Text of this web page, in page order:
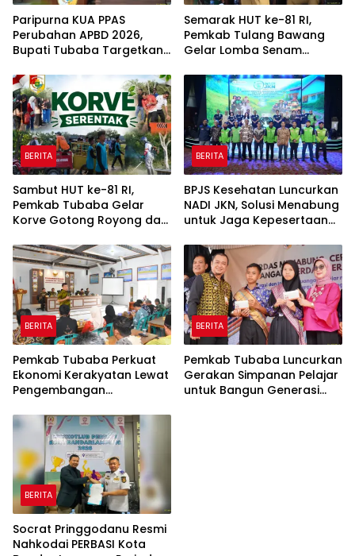
Paripurna KUA PPAS
Perubahan APBD 2026,
Bupati Tubaba Targetkan
Rp820,3 Miliar
Semarak HUT ke-81 RI,
Pemkab Tulang Bawang
Gelar Lomba Senam
BERITA
Sambut HUT ke-81 RI,
Pemkab Tubaba Gelar
Korve Gotong Royong dan
BERITA
BPJS Kesehatan Luncurkan
NADI JKN, Solusi Menabung
untuk Jaga Kepesertaan
BERITA
Pemkab Tubaba Perkuat
Ekonomi Kerakyatan Lewat
Pengembangan
Penyaluran KUR
BERITA
Pemkab Tubaba Luncurkan
Gerakan Simpanan Pelajar
untuk Bangun Generasi
BERITA
Socrat Pringgodanu Resmi
Nahkodai PERBASI Kota